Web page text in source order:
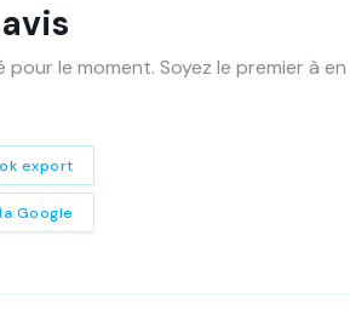
pour le moment. Soyez le premier à
Google
export